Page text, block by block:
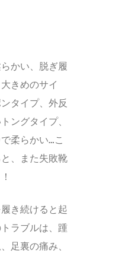
かい、脱ぎ履
きめのサイ
タイプ、外反
ングタイプ、
柔らかい…こ
、また失敗靴
き続けると起
ラブルは、踵
足裏の痛み、